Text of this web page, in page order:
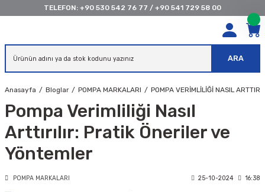
TELEFON: +90 530 542 76 77 / +90 541 729 58 00
ARA
Anasayfa Bloglar POMPA MARKALARI POMPA VERIMLILIĞI NASIL
Pompa Verimliliği Nasıl
Arttırılır: Pratik Öneriler ve
Yöntemler
POMPA MARKALARI 25-10-2024 16:38